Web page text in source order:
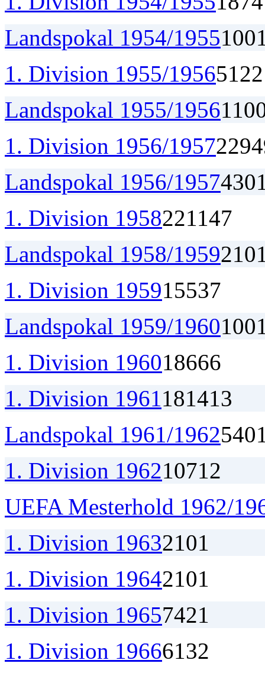
Landspokal 1954/1955100
1. Division 1955/19565122
Landspokal 1955/1956110
1. Division 1956/19572294
Landspokal 1956/1957430
1. Division 1958221147
Landspokal 1958/1959210
1. Division 195915537
Landspokal 1959/1960100
1. Division 196018666
1. Division 1961181413
Landspokal 1961/1962540
1. Division 196210712
UEFA Mesterhold 1962/
1. Division 19632101
1. Division 19642101
1. Division 19657421
1. Division 19666132